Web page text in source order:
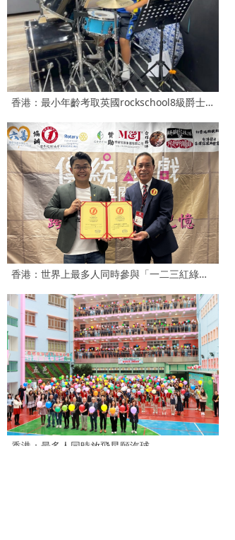
香港：最小年齡考取英國rockschool8級爵士鼓——文朗馹
香港：世界上最多人同時參與「一二三紅綠燈」遊戲
香港：最多人同時放飛星願汽球